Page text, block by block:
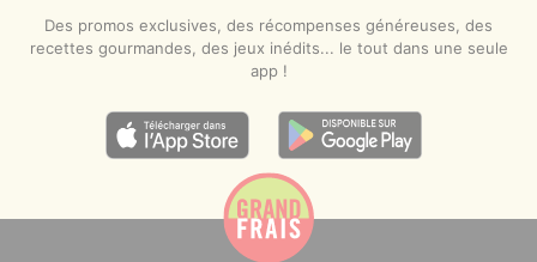
Des promos exclusives, des récompenses généreuses, des
recettes gourmandes, des jeux inédits... le tout dans une seule
app !